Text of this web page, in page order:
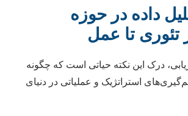
داده در حوزه
تئوری تا عمل
درک این نکته حیاتی است که چگونه
استراتژیک و عملیاتی در دنیای